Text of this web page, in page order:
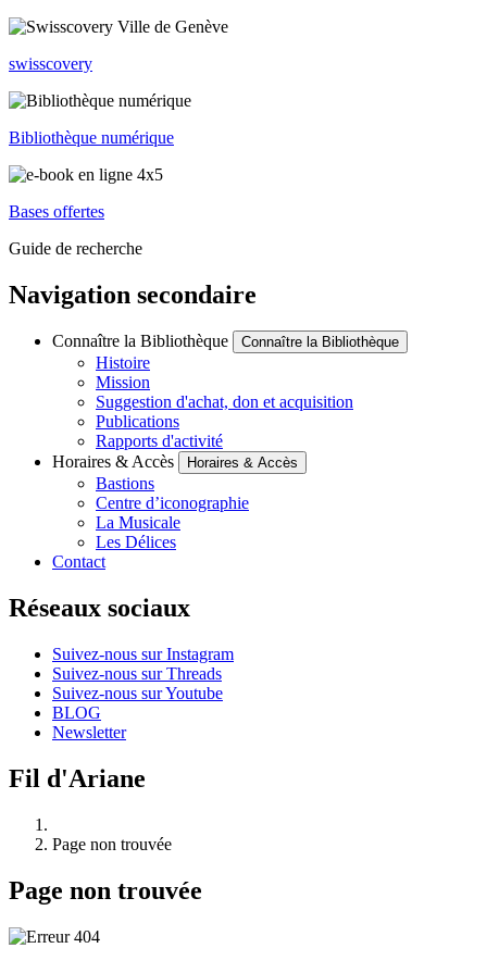
swisscovery
Bibliothèque numérique
Bases offertes
Guide de recherche
Navigation secondaire
Connaître la Bibliothèque Connaître la Bibliothèque
Histoire
Mission
Suggestion d'achat, don et acquisition
Publications
Rapports d'activité
Horaires & Accès
Horaires & Accès
Bastions
Centre d’iconographie
La Musicale
Les Délices
Contact
Réseaux sociaux
Suivez-nous sur Instagram
Suivez-nous sur Threads
Suivez-nous sur Youtube
BLOG
Newsletter
Fil d'Ariane
Page non trouvée
Page non trouvée